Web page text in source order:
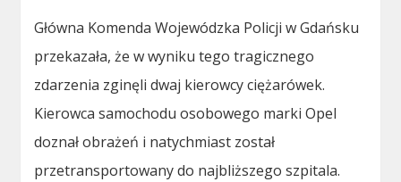
Główna Komenda Wojewódzka Policji w Gdańsku
przekazała, że w wyniku tego tragicznego
zdarzenia zginęli dwaj kierowcy ciężarówek.
Kierowca samochodu osobowego marki Opel
doznał obrażeń i natychmiast został
przetransportowany do najbliższego szpitala.